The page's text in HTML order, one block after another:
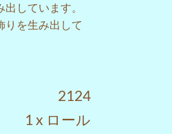
しています。
りを生み出して
2124
1 x ロール